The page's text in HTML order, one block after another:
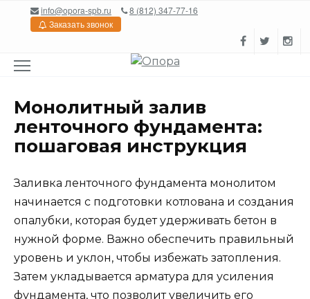
Перейтиinfo@opora-spb.ru
8 (812) 347-77-16
Заказать звонок
Монолитный залив
ленточного фундамента:
пошаговая инструкция
Заливка ленточного фундамента монолитом
начинается с подготовки котлована и создания
опалубки, которая будет удерживать бетон в
нужной форме. Важно обеспечить правильный
уровень и уклон, чтобы избежать затопления.
Затем укладывается арматура для усиления
фундамента, что позволит увеличить его